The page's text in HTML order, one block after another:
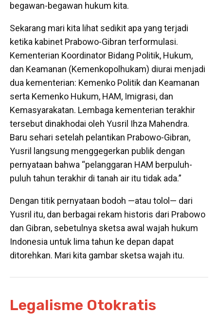
begawan-begawan hukum kita.
Sekarang mari kita lihat sedikit apa yang terjadi
ketika kabinet Prabowo-Gibran terformulasi.
Kementerian Koordinator Bidang Politik, Hukum,
dan Keamanan (Kemenkopolhukam) diurai menjadi
dua kementerian: Kemenko Politik dan Keamanan
serta Kemenko Hukum, HAM, Imigrasi, dan
Kemasyarakatan. Lembaga kementerian terakhir
tersebut dinakhodai oleh Yusril Ihza Mahendra.
Baru sehari setelah pelantikan Prabowo-Gibran,
Yusril langsung menggegerkan publik dengan
pernyataan bahwa “pelanggaran HAM berpuluh-
puluh tahun terakhir di tanah air itu tidak ada.”
Dengan titik pernyataan bodoh —atau tolol— dari
Yusril itu, dan berbagai rekam historis dari Prabowo
dan Gibran, sebetulnya sketsa awal wajah hukum
Indonesia untuk lima tahun ke depan dapat
ditorehkan. Mari kita gambar sketsa wajah itu.
Legalisme Otokratis